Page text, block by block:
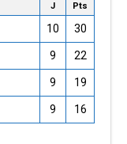
J Pts
10 30
9 22
9 19
9 16